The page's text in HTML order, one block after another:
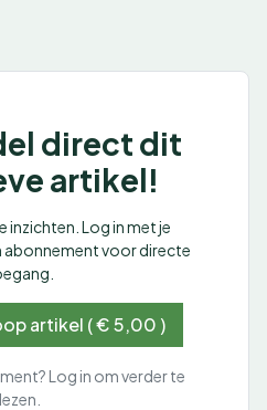
direct dit
artikel!
inzichten. Log in met je
abonnement voor directe
artikel ( € 5,00 )
Log in om verder te
lezen.